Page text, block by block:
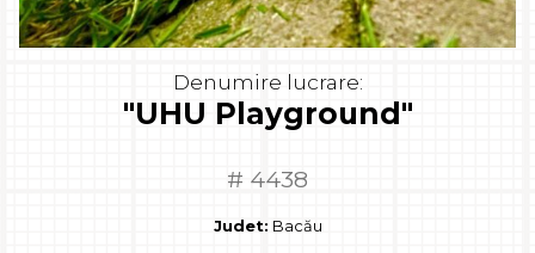
Denumire lucrare:
"UHU Playground"
# 4438
Judet: Bacău